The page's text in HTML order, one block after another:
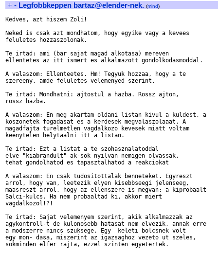
+ - Legfobbkeppen bartaz@elender-nek. (mind)
Kedves, azt hiszem Zoli!
Neked is csak azt mondhatom, hogy egyike vagy a kevees
feluletes hozzaszolonak.
Te irtad: ami (bar sajat magad alkotasa) mereven
ellentetes az itt ismert es alkalmazott gondolkodasmoddal.
A valaszom: Ellenteetes. Hm! Tegyuk hozzaa, hogy a te
szereeny, amde feluletes velemenyed szerint.
Te irtad: Mondhatni: ajtostul a hazba. Rossz ajton,
rossz hazba.
A valaszom: En meg akartam oldani listan kivul a kuldest, a
koszonetek fogadasat es a kerdesek megvalaszolaaat. A
magadfajta turelmetlen vagdalkozo kevesek miatt voltam
keenytelen helytaalni itt a listan.
Te irtad: Ezt a listat a te szohasznalatoddal
elve "kiabrandult" ak-sok nyilvan nemigen olvassak,
tehat gondolhatod es tapasztalhatod a reakciokat
A valaszom: En csak tudositottalak benneteket. Egyreszt
arrol, hogy van, leetezik elyen kisebbseegi jelenseeg,
maasreszt arrol, hogy az ellenszere is megvan: a kiprobaalt
Salci-kulcs. Ha nem probaaltad ki, akkor miert
vagdalkozol!?!
Te irtad: Sajat velemenyem szerint, akik alkalmazzak az
agykontroll-t de kulonosebb hatasat nem elvezik, annak erre
a modszerre nincs szuksege. Egy  keleti bolcsnek volt
egy mon- dasa, miszerint az igazsaghoz vezeto ut szeles,
sokminden elfer rajta, ezzel szinten egyetertek.